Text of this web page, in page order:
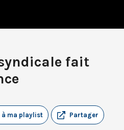
fait
Partager
à ma playlist